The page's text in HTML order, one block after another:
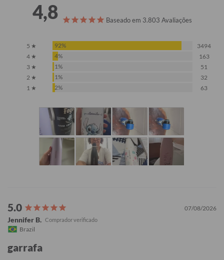
4,8 Baseado em 3.803 Avaliações
5 ★ 92%
3494
4 ★
4%
163
3 ★
1%
51
2 ★
1%
32
1 ★
2% 63
07/08/2026
Jennifer B.
Brazil
garrafa